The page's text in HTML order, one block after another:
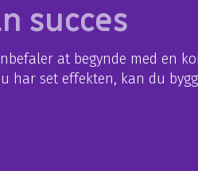
succes
at begynde med en
set effekten, kan du